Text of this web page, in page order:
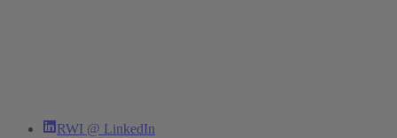
RWI @ LinkedIn